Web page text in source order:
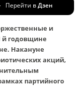
Перейти вДзен
и
й годовщине
Накануне
акций,
партийного